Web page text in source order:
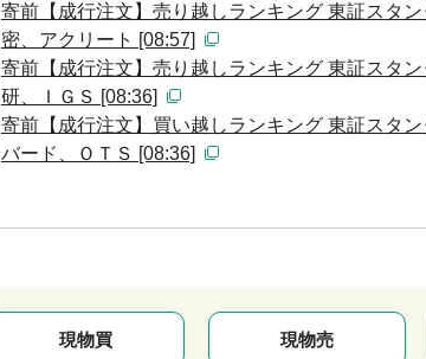
寄前【成行注文】売り越しランキング 東証スタ
密、アクリート [08:57]
寄前【成行注文】売り越しランキング 東証スタ
研、ＩＧＳ [08:36]
寄前【成行注文】買い越しランキング 東証スタ
バード、ＯＴＳ [08:36]
現物買 現物売